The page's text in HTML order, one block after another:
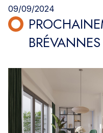
09/09/2024